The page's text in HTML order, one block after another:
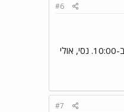
#6
נפילת סוכר (כך ע"פ דיאטנית שהייתי אצלה). אני לא זוכרת איך בדיוק פטרנו את זה, אבל חלק חשוב מהדיאטה היה כף גרעיני דלעת ו-6 חצאי אגוZי מלך ב-10:00. נסי, אולי
#7